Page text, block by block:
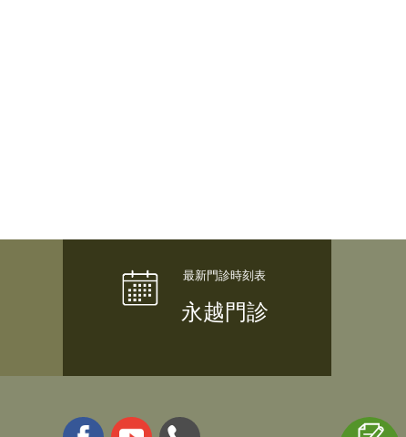
永越門診